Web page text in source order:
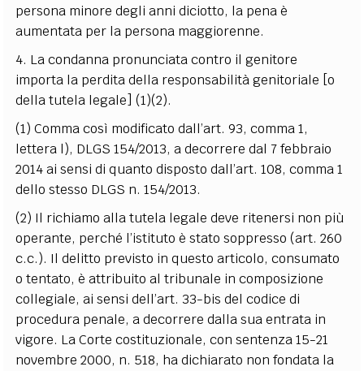
persona minore degli anni diciotto, la pena è
aumentata per la persona maggiorenne.
4. La condanna pronunciata contro il genitore
importa la perdita della responsabilità genitoriale [o
della tutela legale](1)(2).
(1) Comma così modificato dall’art. 93, comma 1,
lettera l), DLGS 154/2013, a decorrere dal 7 febbraio
2014 ai sensi di quanto disposto dall’art. 108, comma 1
dello stesso DLGS n. 154/2013.
(2) Il richiamo alla tutela legale deve ritenersi non più
operante, perché l’istituto è stato soppresso (art. 260
c.c.). Il delitto previsto in questo articolo, consumato
o tentato, è attribuito al tribunale in composizione
collegiale, ai sensi dell’art. 33-bis del codice di
procedura penale, a decorrere dalla sua entrata in
vigore. La Corte costituzionale, con sentenza 15-21
novembre 2000, n. 518, ha dichiarato non fondata la